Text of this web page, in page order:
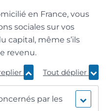
en France, vous
sociales sur vos
capital, même s’ils
revenu.
Tout déplier
par les